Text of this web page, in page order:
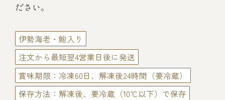
～￥2,999
￥3,000～￥4,999
ださい。
伊勢海老・鮑入り
注文から最短翌4営業日後に発送
賞味期限：冷凍60日、解凍後24時間（要冷蔵）
保存方法：解凍後、要冷蔵（10℃以下）で保存